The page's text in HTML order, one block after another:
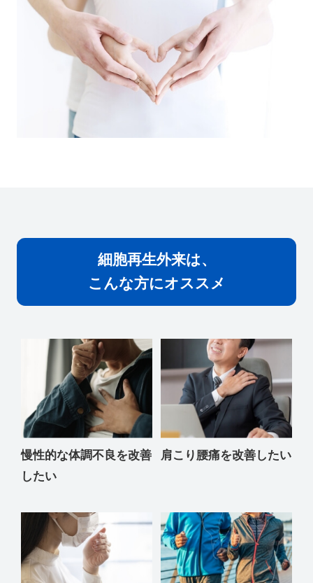
細胞再生外来は、
こんな方にオススメ
慢性的な体調不良を改善
したい
肩こり腰痛を改善したい